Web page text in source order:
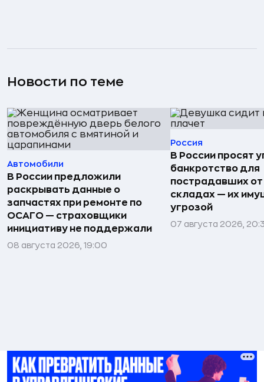
Новости по теме
Автомобили
В России предложили
раскрывать данные о
запчастях при ремонте по
ОСАГО — страховщики
инициативу не поддержали
08 августа 2026, 19:00
Россия
В России просят
банкротство для
пострадавших
складах — их
угрозой
07 августа 2026,